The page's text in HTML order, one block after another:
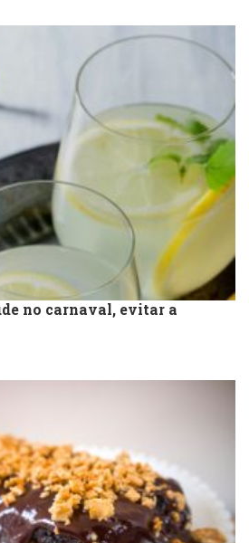
Self-service
e sorvetes
no carnaval, evitar a